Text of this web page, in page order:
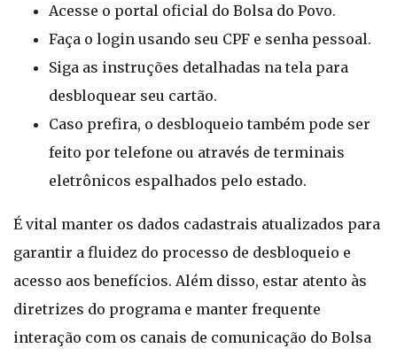
Acesse o portal oficial do Bolsa do Povo.
Faça o login usando seu CPF e senha pessoal.
Siga as instruções detalhadas na tela para
desbloquear seu cartão.
Caso prefira, o desbloqueio também pode ser
feito por telefone ou através de terminais
eletrônicos espalhados pelo estado.
É vital manter os dados cadastrais atualizados para
garantir a fluidez do processo de desbloqueio e
acesso aos benefícios. Além disso, estar atento às
diretrizes do programa e manter frequente
interação com os canais de comunicação do Bolsa